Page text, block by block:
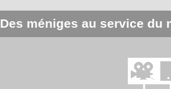
Des méniges au service du